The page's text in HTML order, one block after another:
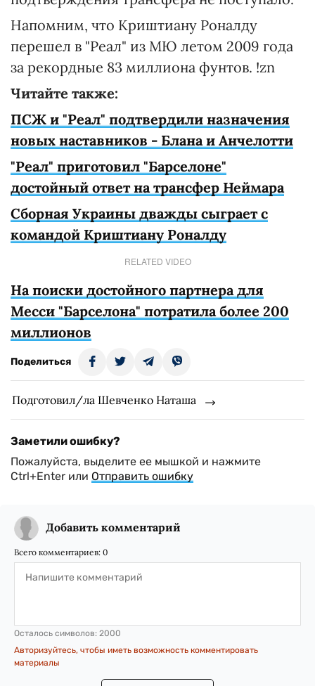
Напомним, что Криштиану Роналду
перешел в "Реал" из МЮ летом 2009 года
за рекордные 83 миллиона фунтов. !zn
Читайте также:
ПСЖ и "Реал" подтвердили назначения
новых наставников - Блана и Анчелотти
"Реал" приготовил "Барселоне"
достойный ответ на трансфер Неймара
Сборная Украины дважды сыграет с
командой Криштиану Роналду
RELATED VIDEO
На поиски достойного партнера для
Месси "Барселона" потратила более 200
миллионов
Поделиться
Подготовил/ла Шевченко Наташа
Заметили ошибку?
Пожалуйста, выделите ее мышкой и нажмите
Ctrl+Enter или Отправить ошибку
Добавить комментарий
Всего комментариев: 0
Осталось символов: 2000
Авторизуйтесь, чтобы иметь возможность комментировать
материалы